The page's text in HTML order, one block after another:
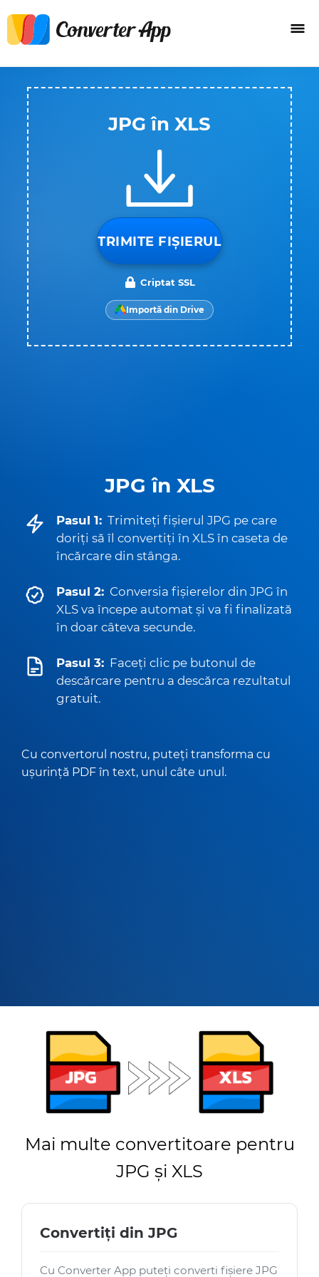
JPG în XLS
Pasul 1: Trimiteți fișierul JPG pe care
doriți să îl convertiți în XLS în caseta de
încărcare din stânga.
Pasul 2: Conversia fișierelor din JPG în
XLS va începe automat și va fi finalizată
în doar câteva secunde.
Pasul 3: Faceți clic pe butonul de
descărcare pentru a descărca rezultatul
gratuit.
Cu convertorul nostru, puteți transforma cu
ușurință PDF în text, unul câte unul.
JPG în XLS
TRIMITE FIȘIERUL
Criptat SSL
Importă din Drive
Mai multe convertitoare pentru
JPG și XLS
Convertiți din JPG
Cu Converter App puteți converti fișiere JPG